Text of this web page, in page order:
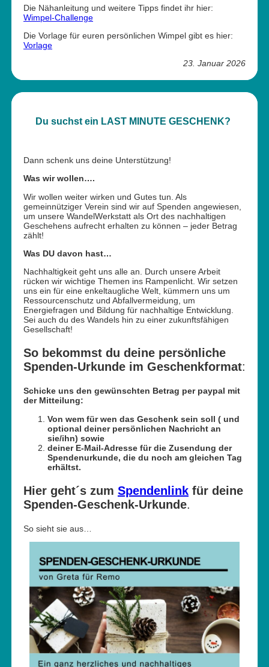
Die Nähanleitung und weitere Tipps findet ihr hier:
Wimpel-Challenge
Die Vorlage für euren persönlichen Wimpel gibt es hier:
Vorlage
23. Januar 2026
Du suchst ein LAST MINUTE GESCHENK?
Dann schenk uns deine Unterstützung!
Was wir wollen….
Wir wollen weiter wirken und Gutes tun. Als
gemeinnütziger Verein sind wir auf Spenden angewiesen,
um unsere WandelWerkstatt als Ort des nachhaltigen
Geschehens aufrecht erhalten zu können – jeder Betrag
zählt!
Was DU davon hast…
Nachhaltigkeit geht uns alle an. Durch unsere Arbeit
rücken wir wichtige Themen ins Rampenlicht. Wir setzen
uns ein für eine enkeltaugliche Welt, kümmern uns um
Ressourcenschutz und Abfallvermeidung, um
Energiefragen und Bildung für nachhaltige Entwicklung.
Sei auch du des Wandels hin zu einer zukunftsfähigen
Gesellschaft!
So bekommst du deine persönliche
Spenden-Urkunde im Geschenkformat:
Schicke uns den gewünschten Betrag per paypal mit
der Mitteilung:
Von wem für wen das Geschenk sein soll ( und
optional deiner persönlichen Nachricht an
sie/ihn) sowie
deiner E-Mail-Adresse für die Zusendung der
Spendenurkunde, die du noch am gleichen Tag
erhältst.
Hier geht´s zum Spendenlink für deine
Spenden-Geschenk-Urkunde.
So sieht sie aus…